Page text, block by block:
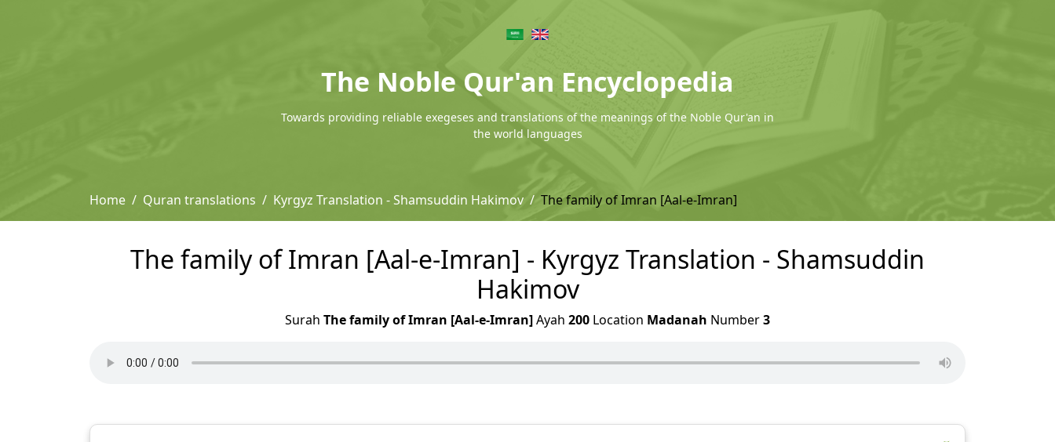
The Noble Qur'an Encyclopedia
Towards providing reliable exegeses and translations of the meanings of the Noble Qur'an in
the world languages
Home Quran translations Kyrgyz Translation - Shamsuddin Hakimov The family of Imran [Aal-e-Imran]
The family of Imran [Aal-e-Imran] - Kyrgyz Translation - Shamsuddin
Hakimov
Surah The family of Imran [Aal-e-Imran]Ayah 200 Location Madanah Number3